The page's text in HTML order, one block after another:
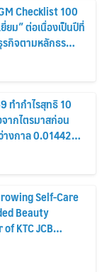
Checklist 100
ยม” ต่อเนื่องเป็นปีที่
กิจตามหลักธร
ความเชื่อมั่นผู้ถือ
ทำกำไรสุทธิ 10
ากไตรมาสก่อน
างกาล 0.014423
ติบโตต่อเนื่อง
Self-Care
Beauty
KTC JCB
on